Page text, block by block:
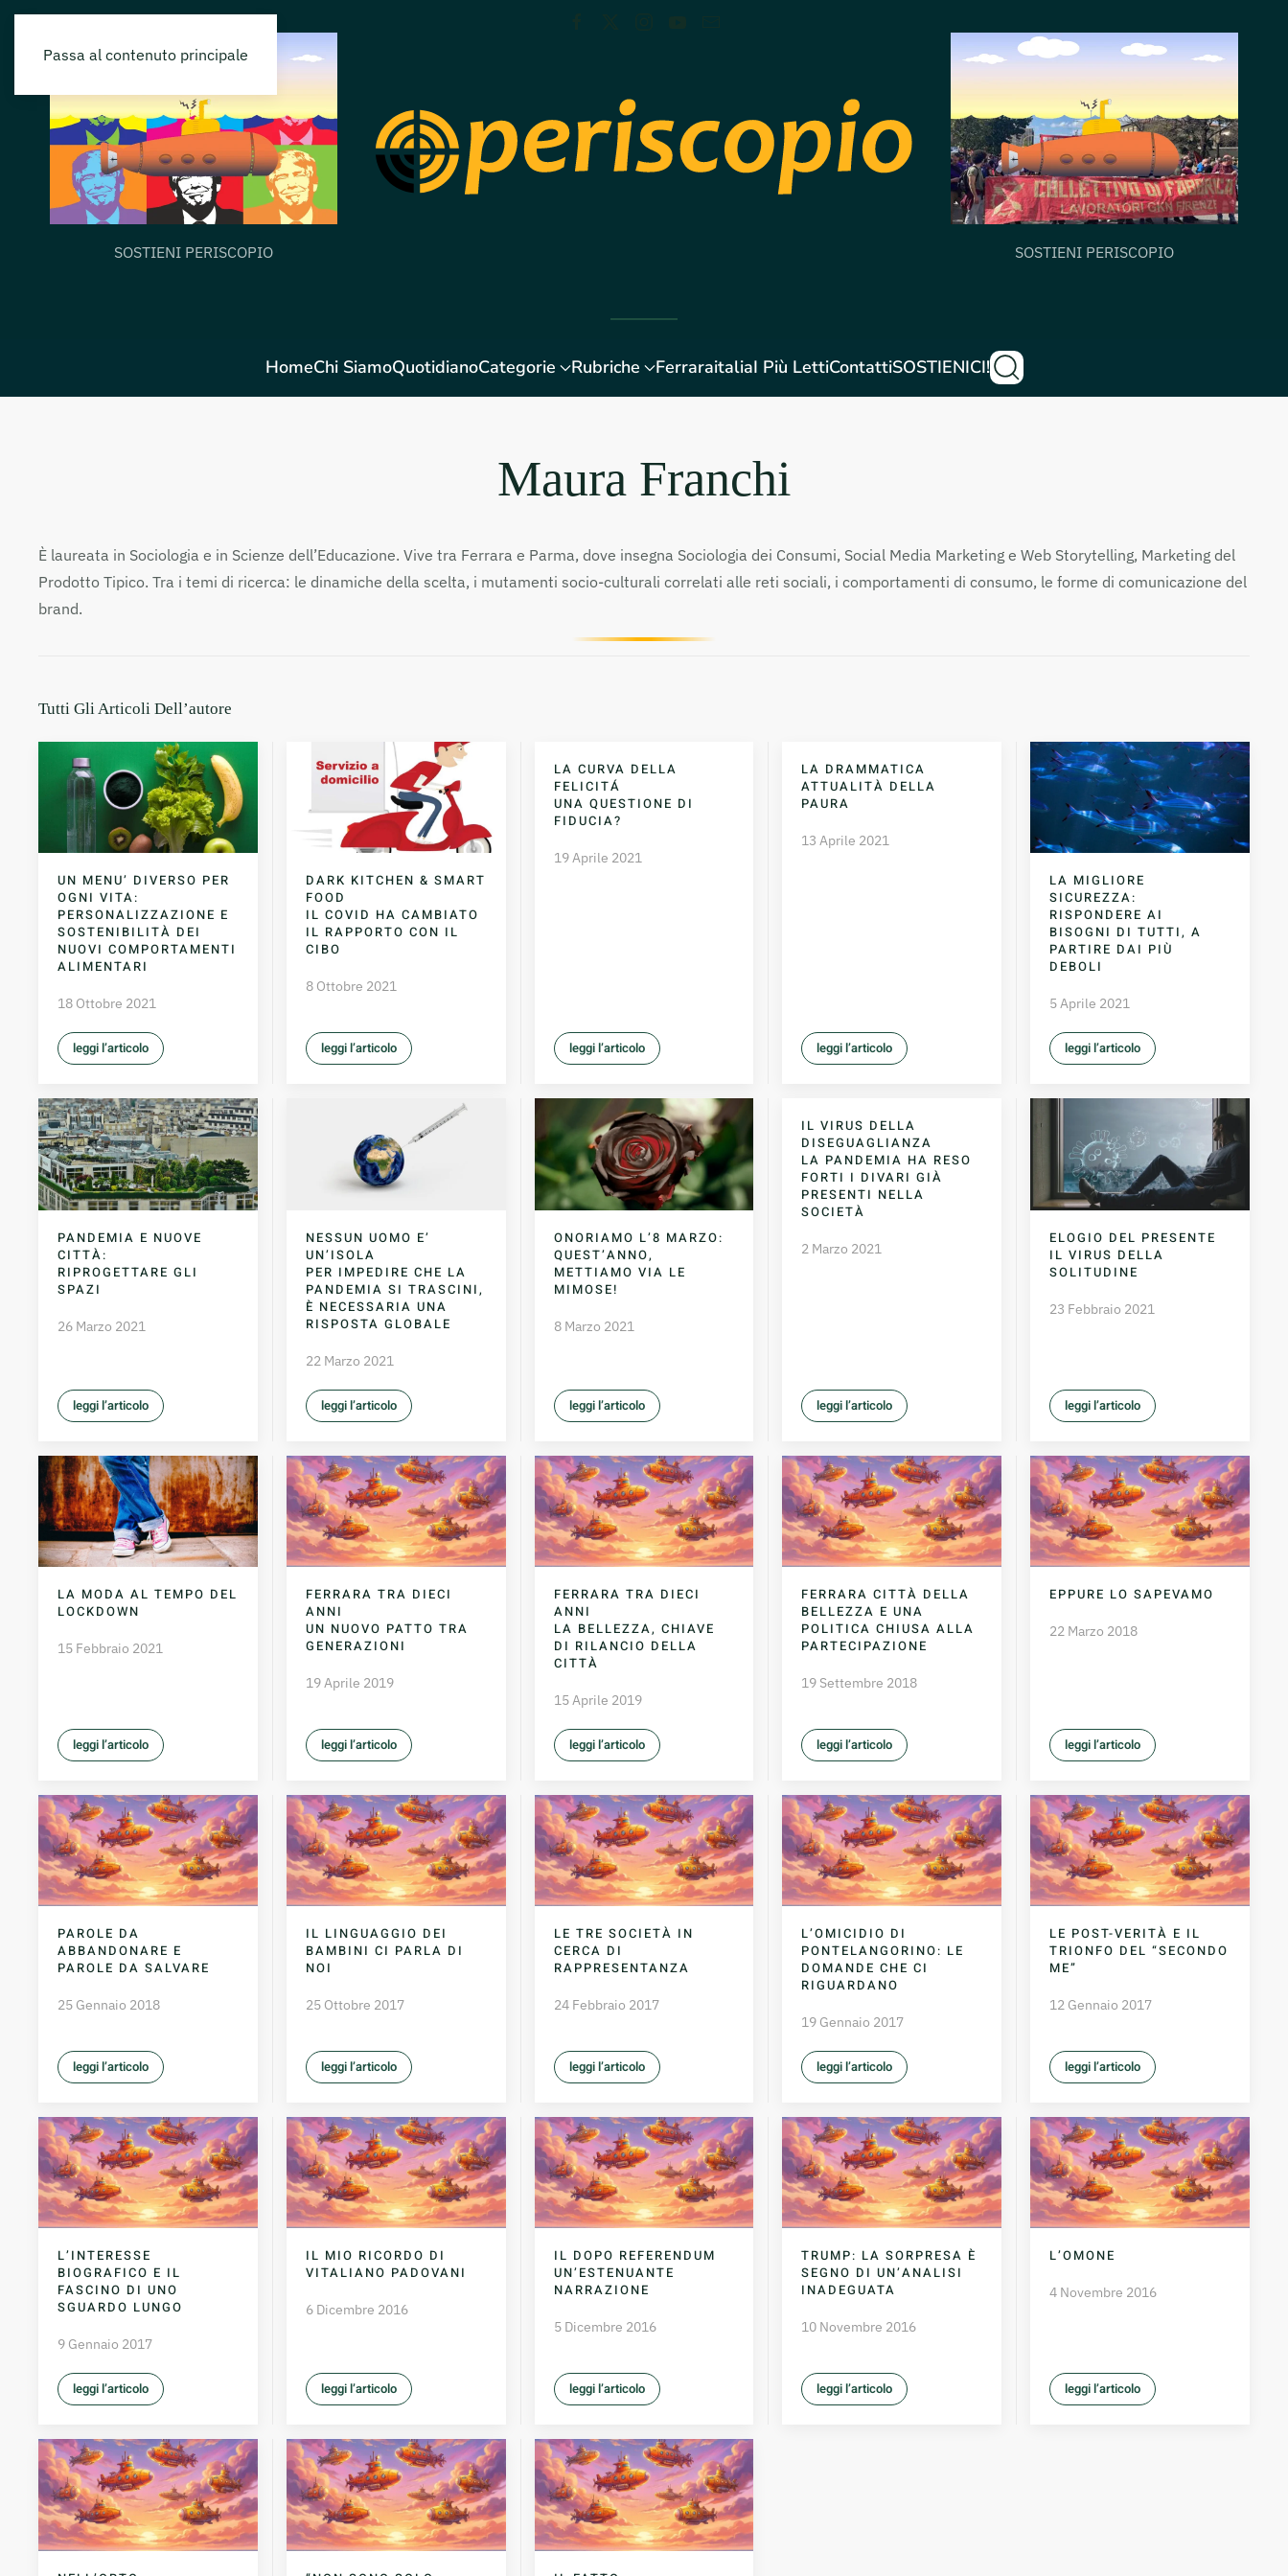
Passa al contenuto principale
SOSTIENI PERISCOPIO SOSTIENI PERISCOPIO
HomeChi SiamoQuotidianoCategorie Rubriche FerraraitaliaI Più LettiContattiSOSTIENICI!
Maura Franchi
È laureata in Sociologia e in Scienze dell’Educazione. Vive tra Ferrara e Parma, dove insegna Sociologia dei Consumi, Social Media Marketing e Web Storytelling, Marketing del
Prodotto Tipico. Tra i temi di ricerca: le dinamiche della scelta, i mutamenti socio-culturali correlati alle reti sociali, i comportamenti di consumo, le forme di comunicazione del
brand.
Tutti Gli Articoli Dell’autore
UN MENU’ DIVERSO PER
OGNI VITA:
PERSONALIZZAZIONE E
SOSTENIBILITÀ DEI
NUOVI COMPORTAMENTI
ALIMENTARI
18 Ottobre 2021
leggi l’articolo
DARK KITCHEN & SMART
FOOD
IL COVID HA CAMBIATO
IL RAPPORTO CON IL
CIBO
8 Ottobre 2021
leggi l’articolo
LA CURVA DELLA
FELICITÁ
UNA QUESTIONE DI
FIDUCIA?
19 Aprile 2021
leggi l’articolo
LA DRAMMATICA
ATTUALITÀ DELLA
PAURA
13 Aprile 2021
leggi l’articolo
LA MIGLIORE
SICUREZZA:
RISPONDERE AI
BISOGNI DI TUTTI, A
PARTIRE DAI PIÙ
DEBOLI
5 Aprile 2021
leggi l’articolo
PANDEMIA E NUOVE
CITTÀ:
RIPROGETTARE GLI
SPAZI
26 Marzo 2021
leggi l’articolo
NESSUN UOMO E’
UN’ISOLA
PER IMPEDIRE CHE LA
PANDEMIA SI TRASCINI,
È NECESSARIA UNA
RISPOSTA GLOBALE
22 Marzo 2021
leggi l’articolo
ONORIAMO L’8 MARZO:
QUEST’ANNO,
METTIAMO VIA LE
MIMOSE!
8 Marzo 2021
leggi l’articolo
IL VIRUS DELLA
DISEGUAGLIANZA
LA PANDEMIA HA RESO
FORTI I DIVARI GIÀ
PRESENTI NELLA
SOCIETÀ
2 Marzo 2021
leggi l’articolo
ELOGIO DEL PRESENTE
IL VIRUS DELLA
SOLITUDINE
23 Febbraio 2021
leggi l’articolo
LA MODA AL TEMPO DEL
LOCKDOWN
15 Febbraio 2021
leggi l’articolo
FERRARA TRA DIECI
ANNI
UN NUOVO PATTO TRA
GENERAZIONI
19 Aprile 2019
leggi l’articolo
FERRARA TRA DIECI
ANNI
LA BELLEZZA, CHIAVE
DI RILANCIO DELLA
CITTÀ
15 Aprile 2019
leggi l’articolo
FERRARA CITTÀ DELLA
BELLEZZA E UNA
POLITICA CHIUSA ALLA
PARTECIPAZIONE
19 Settembre 2018
leggi l’articolo
EPPURE LO SAPEVAMO
22 Marzo 2018
leggi l’articolo
PAROLE DA
ABBANDONARE E
PAROLE DA SALVARE
25 Gennaio 2018
leggi l’articolo
IL LINGUAGGIO DEI
BAMBINI CI PARLA DI
NOI
25 Ottobre 2017
leggi l’articolo
LE TRE SOCIETÀ IN
CERCA DI
RAPPRESENTANZA
24 Febbraio 2017
leggi l’articolo
L’OMICIDIO DI
PONTELANGORINO: LE
DOMANDE CHE CI
RIGUARDANO
19 Gennaio 2017
leggi l’articolo
LE POST-VERITÀ E IL
TRIONFO DEL “SECONDO
ME”
12 Gennaio 2017
leggi l’articolo
L’INTERESSE
BIOGRAFICO E IL
FASCINO DI UNO
SGUARDO LUNGO
9 Gennaio 2017
leggi l’articolo
IL MIO RICORDO DI
VITALIANO PADOVANI
6 Dicembre 2016
leggi l’articolo
IL DOPO REFERENDUM
UN’ESTENUANTE
NARRAZIONE
5 Dicembre 2016
leggi l’articolo
TRUMP: LA SORPRESA È
SEGNO DI UN’ANALISI
INADEGUATA
10 Novembre 2016
leggi l’articolo
L’OMONE
4 Novembre 2016
leggi l’articolo